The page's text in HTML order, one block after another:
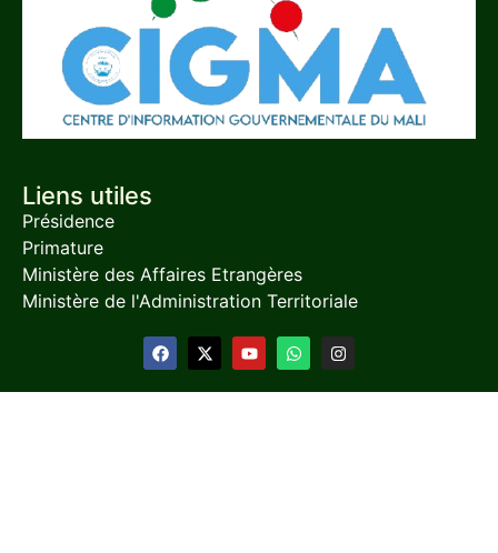
Liens utiles
Présidence
Primature
Ministère des Affaires Etrangères
Ministère de l'Administration Territoriale